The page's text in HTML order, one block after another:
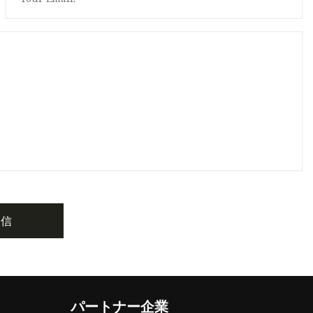
パートナー企業